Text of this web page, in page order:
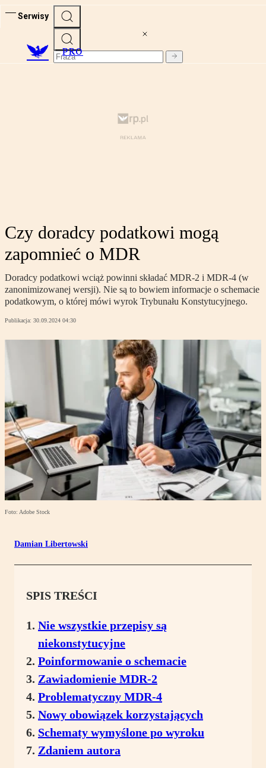
Serwisy
PRO
Czy doradcy podatkowi mogą
zapomnieć o MDR
Doradcy podatkowi wciąż powinni składać MDR-2 i MDR-4 (w
zanonimizowanej wersji). Nie są to bowiem informacje o schemacie
podatkowym, o której mówi wyrok Trybunału Konstytucyjnego.
Publikacja: 30.09.2024 04:30
Foto: Adobe Stock
Damian Libertowski
SPIS TREŚCI
Nie wszystkie przepisy są
niekonstytucyjne
Poinformowanie o schemacie
Zawiadomienie MDR-2
Problematyczny MDR-4
Nowy obowiązek korzystających
Schematy wymyślone po wyroku
Zdaniem autora